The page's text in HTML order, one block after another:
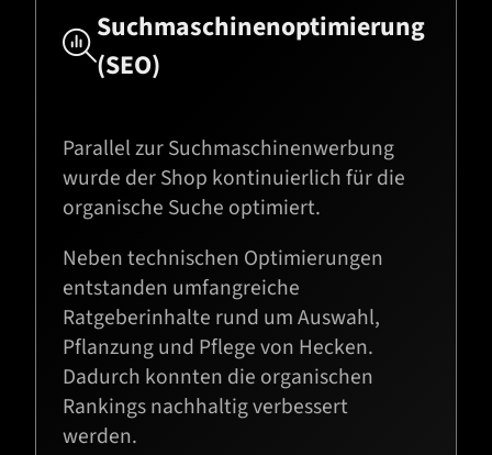
Suchmaschinen­optimierung
(SEO)
Parallel zur Suchmaschinenwerbung
wurde der Shop kontinuierlich für die
organische Suche optimiert.
Neben technischen Optimierungen
entstanden umfangreiche
Ratgeberinhalte rund um Auswahl,
Pflanzung und Pflege von Hecken.
Dadurch konnten die organischen
Rankings nachhaltig verbessert
werden.